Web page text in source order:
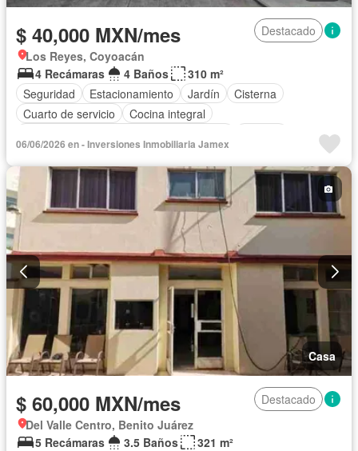
$ 40,000 MXN/mes
Destacado
Los Reyes, Coyoacán
4 Recámaras
4 Baños
310 m²
Seguridad
Estacionamiento Jardín
Cisterna
Cuarto de servicio
Cocina integral
Cocina equipada
Electricidad
Circuito cerrado de televisión
Aire acondicionado
Cuarto de Limpieza
Gas natural Calefacción
Agua
Televisión por cable
Zonas verdes
Bodega
Conserje
Terraza
Permite mascotas
Solo familias
Completamente amueblado
06/06/2026 en - Inversiones Inmobiliaria Jamex
Casa
$ 60,000 MXN/mes
Destacado
Del Valle Centro, Benito Juárez
5 Recámaras
3.5 Baños
321 m²